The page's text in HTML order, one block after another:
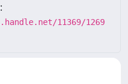
11369/1269